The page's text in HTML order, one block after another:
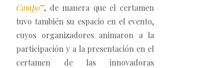
Campo”, de manera que el certamen
tuvo también su espacio en el evento,
cuyos organizadores animaron a la
participación y a la presentación en el
certamen de las innovadoras